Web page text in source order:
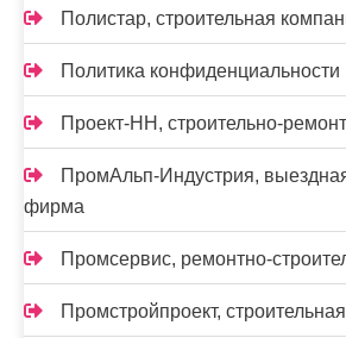
Полистар, строительная
Политика конфиденциальности
Проект-НН, строительно-
ПромАльп-Индустрия,
фирма
Промсервис, ремонтно-
Промстройпроект,